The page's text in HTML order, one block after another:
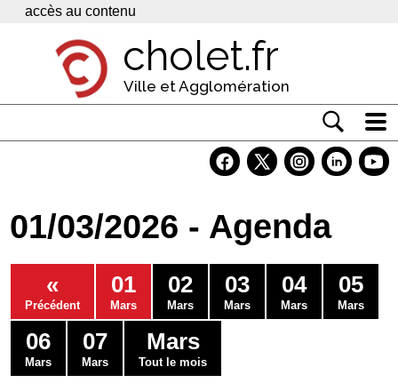
Panneau de gestion des cookies
accès au contenu
cholet.fr
Ville et Agglomération
Economie
Services
Contacts
01/03/2026 - Agenda
«
Précédent
01
Mars
02
Mars
03
Mars
04
Mars
05
Mars
06
Mars
07
Mars
Mars
Tout le mois